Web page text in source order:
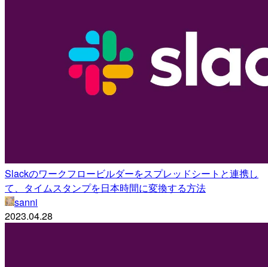
Slackのワークフロービルダーをスプレッドシートと連携し
て、タイムスタンプを日本時間に変換する方法
sanni
2023.04.28